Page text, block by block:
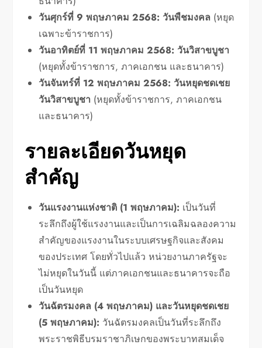
วันศุกร์ที่ 9 พฤษภาคม 2568: วันพืชมงคล (หยุด
เฉพาะข้าราชการ)
วันอาทิตย์ที่ 11 พฤษภาคม 2568: วันวิสาขบูชา
(หยุดทั้งข้าราชการ, ภาคเอกชน และธนาคาร)
วันจันทร์ที่ 12 พฤษภาคม 2568: วันหยุดชดเชย
วันวิสาขบูชา (หยุดทั้งข้าราชการ, ภาคเอกชน
และธนาคาร)
รายละเอียดวันหยุด
สำคัญ
วันแรงงานแห่งชาติ (1 พฤษภาคม): เป็นวันที่
ระลึกถึงผู้ใช้แรงงานและเป็นการเฉลิมฉลองความ
สำคัญของแรงงานในระบบเศรษฐกิจและสังคม
ของประเทศ โดยทั่วไปแล้ว หน่วยงานภาครัฐจะ
ไม่หยุดในวันนี้ แต่ภาคเอกชนและธนาคารจะถือ
เป็นวันหยุด
วันฉัตรมงคล (4 พฤษภาคม) และวันหยุดชดเชย
(5 พฤษภาคม): วันฉัตรมงคลเป็นวันที่ระลึกถึง
พระราชพิธีบรมราชาภิเษกของพระบาทสมเด็จ